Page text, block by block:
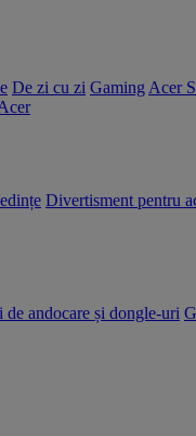
De zi cu zi Gaming Acer
Divertisment pentru
de andocare și dongle-uri